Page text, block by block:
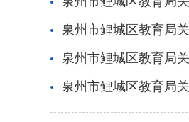
泉州市鲤城区教育局
泉州市鲤城区教育局
泉州市鲤城区教育局